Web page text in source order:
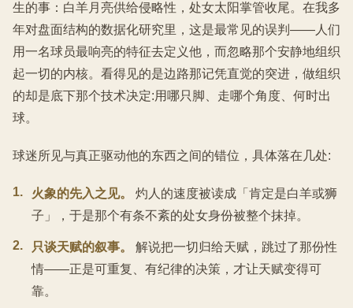
生的事：白羊月亮供给侵略性，处女太阳掌管收尾。在我多
年对盘面结构的数据化研究里，这是最常见的误判——人们
用一名球员最响亮的特征去定义他，而忽略那个安静地组织
起一切的内核。看得见的是边路那记凭直觉的突进，做组织
的却是底下那个技术决定:用哪只脚、走哪个角度、何时出
球。
球迷所见与真正驱动他的东西之间的错位，具体落在几处:
1. 火象的先入之见。
灼人的速度被读成「肯定是白羊或狮
子」，于是那个有条不紊的处女身份被整个抹掉。
2. 只谈天赋的叙事。
解说把一切归给天赋，跳过了那份性
情——正是可重复、有纪律的决策，才让天赋变得可
靠。